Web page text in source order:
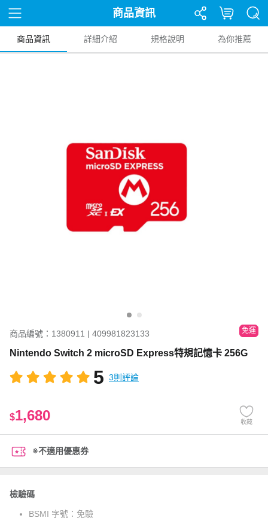
商品資訊
商品資訊 詳細介紹 規格說明 為你推薦
商品編號：1380911 | 409981823133 免運
Nintendo Switch 2 microSD Express特規記憶卡 256G
5 3則評論
$1,680 收藏
※不適用優惠券
檢驗碼
BSMI 字號： 免驗